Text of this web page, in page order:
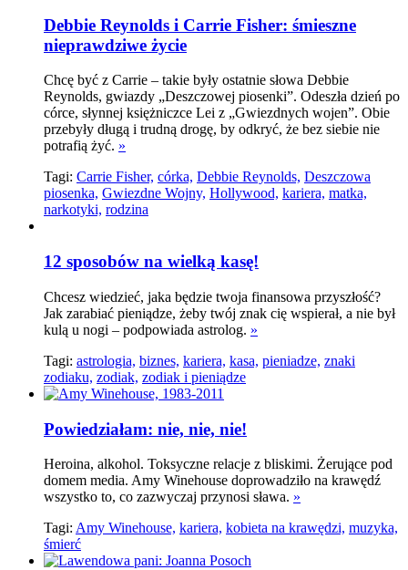
Debbie Reynolds i Carrie Fisher: śmieszne
nieprawdziwe życie
Chcę być z Carrie – takie były ostatnie słowa Debbie
Reynolds, gwiazdy „Deszczowej piosenki”. Odeszła dzień po
córce, słynnej księżniczce Lei z „Gwiezdnych wojen”. Obie
przebyły długą i trudną drogę, by odkryć, że bez siebie nie
potrafią żyć. »
Tagi: Carrie Fisher, córka, Debbie Reynolds, Deszczowa
piosenka, Gwiezdne Wojny, Hollywood, kariera, matka,
narkotyki, rodzina
12 sposobów na wielką kasę!
Chcesz wiedzieć, jaka będzie twoja finansowa przyszłość?
Jak zarabiać pieniądze, żeby twój znak cię wspierał, a nie był
kulą u nogi – podpowiada astrolog. »
Tagi: astrologia, biznes, kariera, kasa, pieniadze, znaki
zodiaku, zodiak, zodiak i pieniądze
Powiedziałam: nie, nie, nie!
Heroina, alkohol. Toksyczne relacje z bliskimi. Żerujące pod
domem media. Amy Winehouse doprowadziło na krawędź
wszystko to, co zazwyczaj przynosi sława. »
Tagi: Amy Winehouse, kariera, kobieta na krawędzi, muzyka,
śmierć